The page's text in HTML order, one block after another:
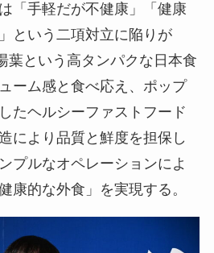
「手軽だが不健康」「健康
という二項対立に陥りが
葉という高タンパクな日本食
ーム感と食べ応え、ポップ
たヘルシーファストフード
により品質と鮮度を担保し
プルなオペレーションによ
康的な外食」を実現する。